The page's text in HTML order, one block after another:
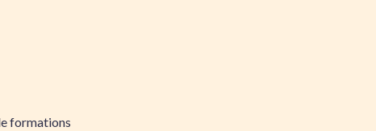
formations